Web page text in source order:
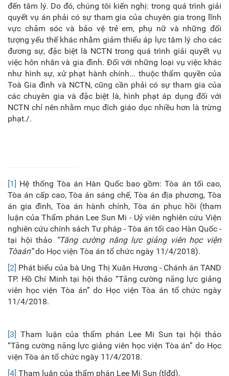
đến tâm lý. Do đó, chúng tôi kiến nghị: trong quá trình giải
quyết vụ án phải có sự tham gia của chuyên gia trong lĩnh
vực chăm sóc và bảo vệ trẻ em, phụ nữ và những đối
tượng yếu thế khác nhằm giảm thiểu áp lực tâm lý cho các
đương sự, đặc biệt là NCTN trong quá trình giải quyết vụ
việc hôn nhân và gia đình. Đối với những loại vụ việc khác
như hình sự, xử phạt hành chính... thuộc thẩm quyền của
Toà Gia đình và NCTN, cũng cần phải có sự tham gia của
các chuyên gia và đặc biệt là, hình phạt áp dụng đối với
NCTN chỉ nên nhằm mục đích giáo dục nhiều hơn là trừng
phạt./.
[1] Hệ thống Tòa án Hàn Quốc bao gồm: Tòa án tối cao,
Tòa án cấp cao, Tòa án sáng chế, Tòa án địa phương, Tòa
án gia đình, Tòa án hành chính, Tòa án phục hồi (tham
luận của Thẩm phán Lee Sun Mi - Uỷ viên nghiên cứu Viện
nghiên cứu chính sách Tư pháp - Tòa án tối cao Hàn Quốc -
tại hội thảo “Tăng cường năng lực giảng viên học viện
Tòaán”do Học viện Tòa án tổ chức ngày 11/4/2018).
[2] Phát biểu của bà Ung Thị Xuân Hương - Chánh án TAND
TP. Hồ Chí Minh tại hội thảo “Tăng cường năng lực giảng
viên học viện Tòa án” do Học viện Tòa án tổ chức ngày
11/4/2018.
[3] Tham luận của thẩm phán Lee Mi Sun tại hội thảo
“Tăng cường năng lực giảng viên học viện Tòa án” do Học
viện Tòa án tổ chức ngày 11/4/2018.
[4] Tham luận của thẩm phán Lee Mi Sun (tlđd).